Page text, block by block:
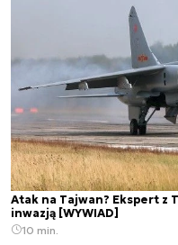
Atak na Tajwan? Ekspert z
inwazją [WYWIAD]
10 min.